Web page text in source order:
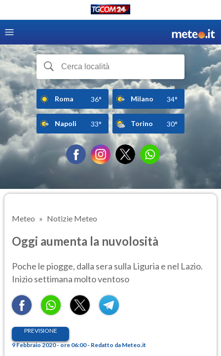
Roma 36° Milano 34°
Napoli 33° Torino 30°
Meteo Notizie Meteo
Oggi aumenta la nuvolosità
Poche le piogge, dalla sera sulla Liguria e nel Lazio.
Inizio settimana molto ventoso
PREVISIONE
9 Febbraio 2020 - ore 06:00 - Redatto da Meteo.it